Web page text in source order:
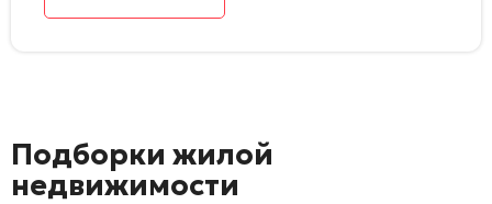
Подборки жилой
недвижимости